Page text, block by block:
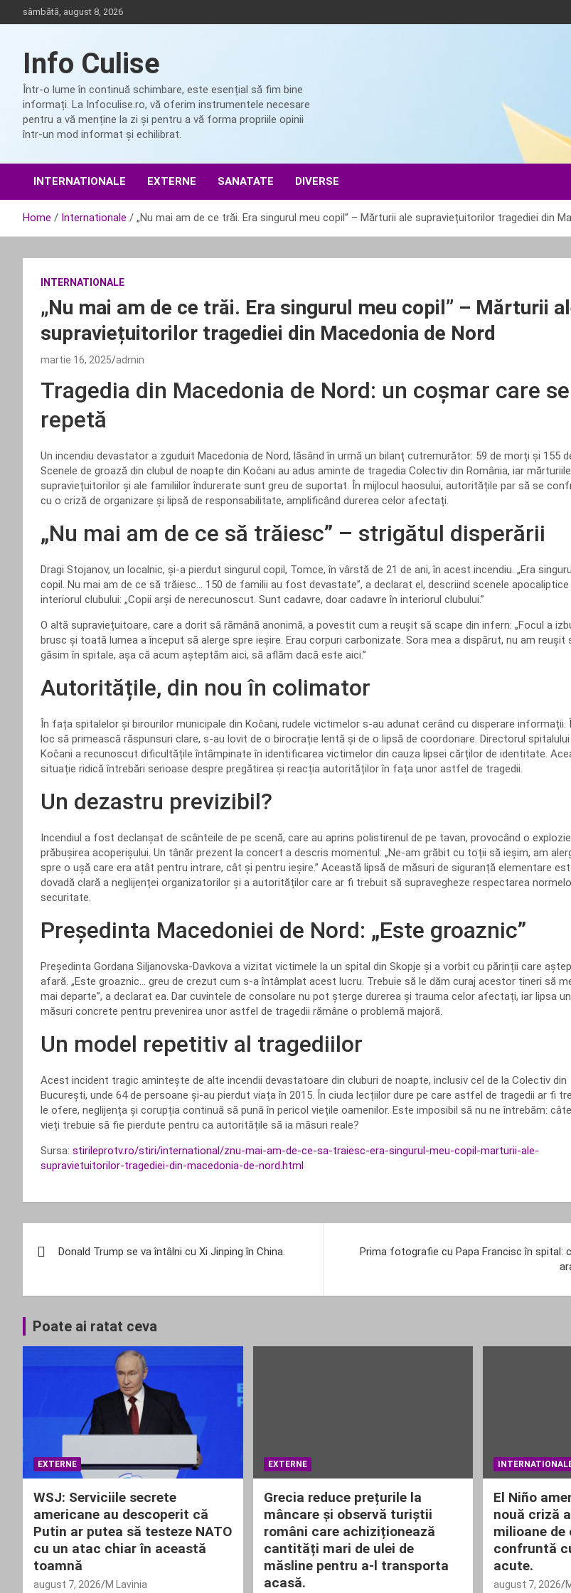
to
sâmbătă, august 8, 2026
Info Culise
Într-o lume în continuă schimbare, este esențial să fim bine
informați. La Infoculise.ro, vă oferim instrumentele necesare
pentru a vă menține la zi și pentru a vă forma propriile opinii
într-un mod informat și echilibrat.
INTERNATIONALE EXTERNE SANATATE DIVERSE
Home Internationale „Nu mai am de ce trăi. Era singurul meu copil” – Mărturii ale supraviețuitorilor tragediei din
INTERNATIONALE
„Nu mai am de ce trăi. Era singurul meu copil” – Mărturii
supraviețuitorilor tragediei din Macedonia de Nord
martie 16, 2025 admin
Tragedia din Macedonia de Nord: un coșmar care se
repetă
Un incendiu devastator a zguduit Macedonia de Nord, lăsând în urmă un bilanț cutremurător: 59 de morți și 155
Scenele de groază din clubul de noapte din Kočani au adus aminte de tragedia Colectiv din România, iar mărturiile
supraviețuitorilor și ale familiilor îndurerate sunt greu de suportat. În mijlocul haosului, autoritățile par să se
cu o criză de organizare și lipsă de responsabilitate, amplificând durerea celor afectați.
„Nu mai am de ce să trăiesc” – strigătul disperării
Dragi Stojanov, un localnic, și-a pierdut singurul copil, Tomce, în vârstă de 21 de ani, în acest incendiu. „Era
copil. Nu mai am de ce să trăiesc… 150 de familii au fost devastate”, a declarat el, descriind scenele apocaliptice
interiorul clubului: „Copii arși de nerecunoscut. Sunt cadavre, doar cadavre în interiorul clubului.”
O altă supraviețuitoare, care a dorit să rămână anonimă, a povestit cum a reușit să scape din infern: „Focul a
brusc și toată lumea a început să alerge spre ieșire. Erau corpuri carbonizate. Sora mea a dispărut, nu am reușit
găsim în spitale, așa că acum așteptăm aici, să aflăm dacă este aici.”
Autoritățile, din nou în colimator
În fața spitalelor și birourilor municipale din Kočani, rudele victimelor s-au adunat cerând cu disperare informații.
loc să primească răspunsuri clare, s-au lovit de o birocrație lentă și de o lipsă de coordonare. Directorul spitalului
Kočani a recunoscut dificultățile întâmpinate în identificarea victimelor din cauza lipsei cărților de identitate.
situație ridică întrebări serioase despre pregătirea și reacția autorităților în fața unor astfel de tragedii.
Un dezastru previzibil?
Incendiul a fost declanșat de scânteile de pe scenă, care au aprins polistirenul de pe tavan, provocând o
prăbușirea acoperișului. Un tânăr prezent la concert a descris momentul: „Ne-am grăbit cu toții să ieșim, am
spre o ușă care era atât pentru intrare, cât și pentru ieșire.” Această lipsă de măsuri de siguranță elementare
dovadă clară a neglijenței organizatorilor și a autorităților care ar fi trebuit să supravegheze respectarea
securitate.
Președinta Macedoniei de Nord: „Este groaznic”
Președinta Gordana Siljanovska-Davkova a vizitat victimele la un spital din Skopje și a vorbit cu părinții care
afară. „Este groaznic… greu de crezut cum s-a întâmplat acest lucru. Trebuie să le dăm curaj acestor tineri să
mai departe”, a declarat ea. Dar cuvintele de consolare nu pot șterge durerea și trauma celor afectați, iar lipsa
măsuri concrete pentru prevenirea unor astfel de tragedii rămâne o problemă majoră.
Un model repetitiv al tragediilor
Acest incident tragic amintește de alte incendii devastatoare din cluburi de noapte, inclusiv cel de la Colectiv din
București, unde 64 de persoane și-au pierdut viața în 2015. În ciuda lecțiilor dure pe care astfel de tragedii ar fi
le ofere, neglijența și corupția continuă să pună în pericol viețile oamenilor. Este imposibil să nu ne întrebăm:
vieți trebuie să fie pierdute pentru ca autoritățile să ia măsuri reale?
Sursa: stirileprotv.ro/stiri/international/znu-mai-am-de-ce-sa-traiesc-era-singurul-meu-copil-marturii-ale-
supravietuitorilor-tragediei-din-macedonia-de-nord.html
în
articole
Donald Trump se va întâlni cu Xi Jinping în China.
Prima fotografie cu Papa Francisc în spital:
Poate ai ratat ceva
EXTERNE
WSJ: Serviciile secrete
americane au descoperit că
Putin ar putea să testeze NATO
cu un atac chiar în această
toamnă
august 7, 2026 M Lavinia
EXTERNE
Grecia reduce prețurile la
mâncare și observă turiștii
români care achiziționează
cantități mari de ulei de
măsline pentru a-l transporta
acasă.
El Niño
nouă criză
milioane de
confruntă
acute.
august 7, 2026